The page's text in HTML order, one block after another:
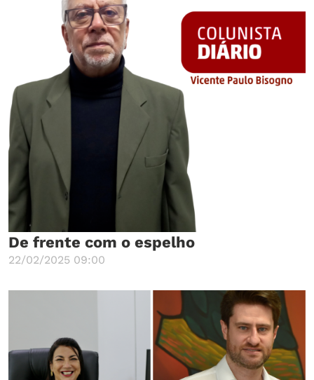
De frente com o espelho
22/02/2025 09:00